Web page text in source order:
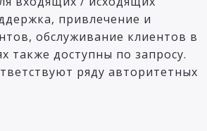
привлечение и
обслуживание клиентов в
также доступны по запросу.
ряду авторитетных